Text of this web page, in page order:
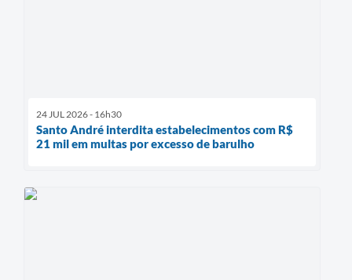
24 JUL 2026 - 16h30
Santo André interdita estabelecimentos com R$
21 mil em multas por excesso de barulho